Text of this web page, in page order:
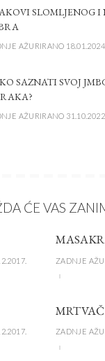
SLOMLJENOG
AŽURIRANO 18.01.2024.
SAZNATI SVOJ
AŽURIRANO 31.10.2022.
ĆE VAS
MASAKR
ZADNJE
ZADNJE